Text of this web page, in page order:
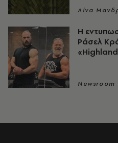
Λίνα
Η
Ράσελ
Newsroom